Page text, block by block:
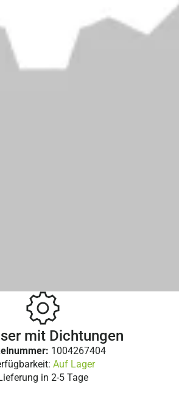
mit Dichtungen
1004267404
Auf Lager
in 2-5 Tage